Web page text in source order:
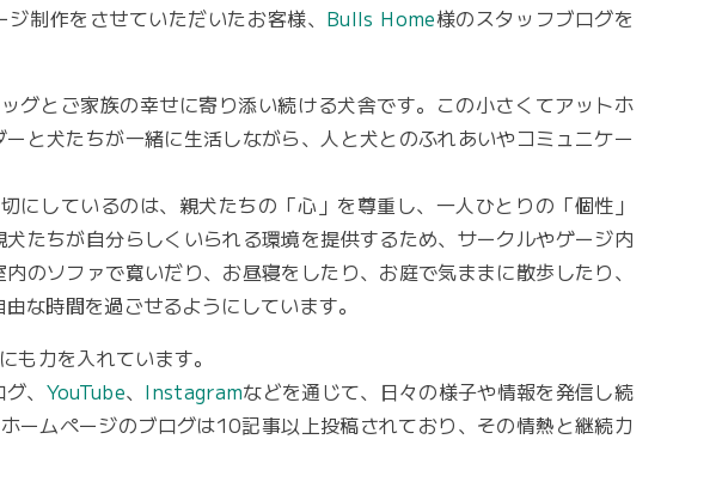
制作をさせていただいたお客様、 Bulls Home様のスタッフブログを
グとご家族の幸せに寄り添い続ける犬舎です。この小さくてアットホ
と犬たちが一緒に生活しながら、人と犬とのふれあいやコミュニケー
にしているのは、親犬たちの「心」を尊重し、一人ひとりの「個性」
たちが自分らしくいられる環境を提供するため、サークルやゲージ内
のソファで寛いだり、お昼寝をしたり、お庭で気ままに散歩したり、
な時間を過ごせるようにしています。
力を入れています。
、 YouTube、 Instagramなどを通じて、日々の様子や情報を発信し続
ームページのブログは10記事以上投稿されており、その情熱と継続力